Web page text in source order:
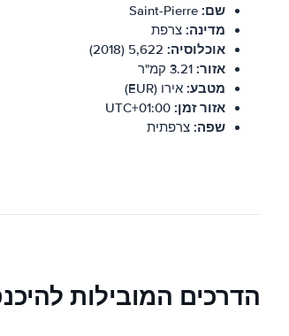
שם:
מדינה: צרפת
אוכלוסיה:
אזור:
מטבע: אירו (EUR)
אזור זמן:
שפה: צרפתית
הדרכים המובילות